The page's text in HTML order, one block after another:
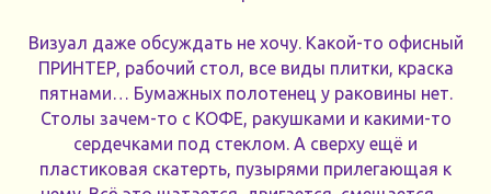
Визуал даже обсуждать не хочу. Какой-то офисный
ПРИНТЕР, рабочий стол, все виды плитки, краска
пятнами… Бумажных полотенец у раковины нет.
Столы зачем-то с КОФЕ, ракушками и какими-то
сердечками под стеклом. А сверху ещё и
пластиковая скатерть, пузырями прилегающая к